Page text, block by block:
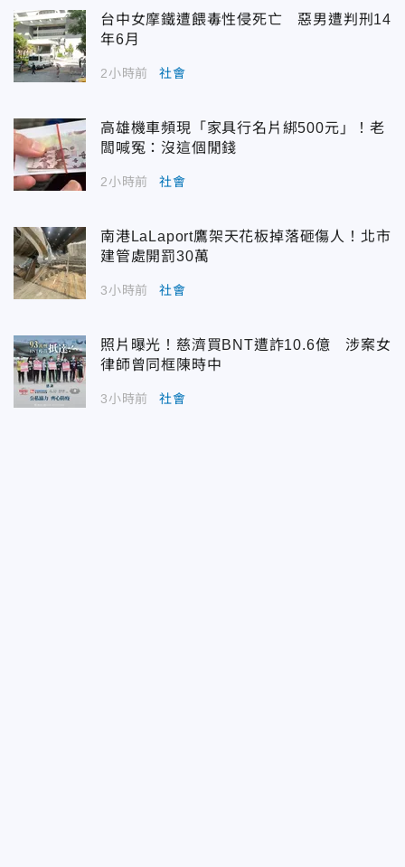
台中女摩鐵遭餵毒性侵死亡 惡男遭判刑14
年6月
2小時前 社會
高雄機車頻現「家具行名片綁500元」！老
闆喊冤：沒這個閒錢
2小時前 社會
南港LaLaport鷹架天花板掉落砸傷人！北市
建管處開罰30萬
3小時前 社會
照片曝光！慈濟買BNT遭詐10.6億 涉案女
律師曾同框陳時中
3小時前 社會